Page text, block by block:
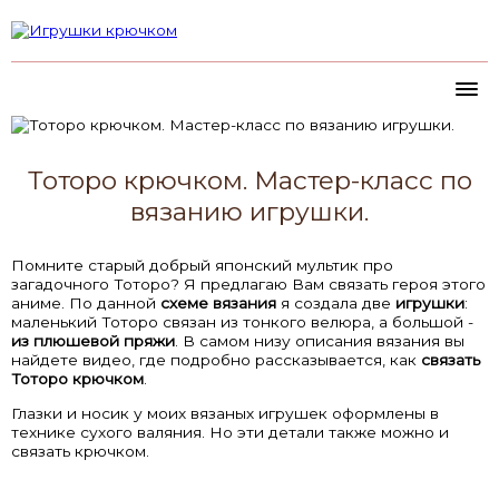
Тоторо крючком. Мастер-класс по
вязанию игрушки.
Помните старый добрый японский мультик про
загадочного Тоторо? Я предлагаю Вам связать героя этого
аниме. По данной схеме вязания я создала две игрушки:
маленький Тоторо связан из тонкого велюра, а большой -
из плюшевой пряжи . В самом низу описания вязания вы
найдете видео, где подробно рассказывается, как связать
Тоторо крючком
Глазки и носик у моих вязаных игрушек оформлены в
технике сухого валяния. Но эти детали также можно и
связать крючком.